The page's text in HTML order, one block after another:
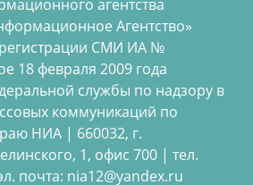
агентства
Агентство»
регистрации СМИ ИА №
18 февраля 2009 года
службы по надзору в
коммуникаций по
НИА | 660032, г.
1, офис 700 | тел.
почта: nia12@yandex.ru